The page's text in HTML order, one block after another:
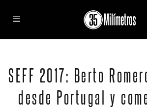
SEFF 2017: Berto
desde Portugal y